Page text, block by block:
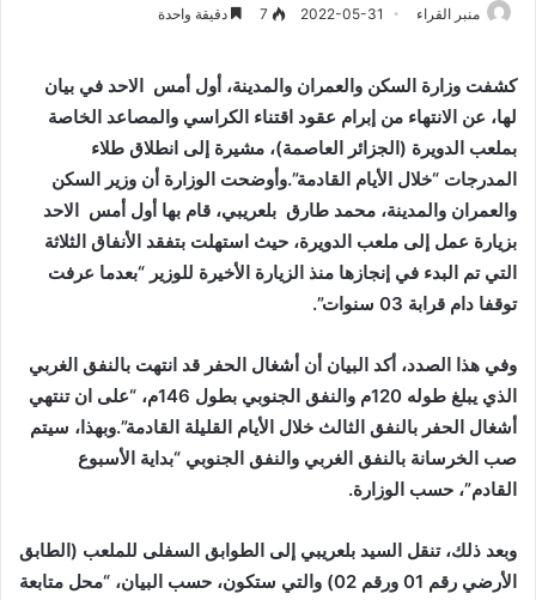
منبر القراء 2022-05-31
7 دقيقة واحدة
كشفت وزارة السكن والعمران والمدينة، أول أمس الاحد في بيان
لها، عن الانتهاء من إبرام عقود اقتناء الكراسي والمصاعد الخاصة
بملعب الدويرة (الجزائر العاصمة)، مشيرة إلى انطلاق طلاء
المدرجات “خلال الأيام القادمة”.وأوضحت الوزارة أن وزير السكن
والعمران والمدينة، محمد طارق بلعريبي، قام بها أول أمس الاحد
بزيارة عمل إلى ملعب الدويرة، حيث استهلت بتفقد الأنفاق الثلاثة
التي تم البدء في إنجازها منذ الزيارة الأخيرة للوزير “بعدما عرفت
توقفا دام قرابة 03 سنوات”.
وفي هذا الصدد، أكد البيان أن أشغال الحفر قد انتهت بالنفق الغربي
الذي يبلغ طوله 120م والنفق الجنوبي بطول 146م، “على ان تنتهي
أشغال الحفر بالنفق الثالث خلال الأيام القليلة القادمة”.وبهذا، سيتم
صب الخرسانة بالنفق الغربي والنفق الجنوبي “بداية الأسبوع
القادم”، حسب الوزارة.
وبعد ذلك، تنقل السيد بلعريبي إلى الطوابق السفلى للملعب (الطابق
الأرضي رقم 01 ورقم 02) والتي ستكون، حسب البيان، “محل متابعة